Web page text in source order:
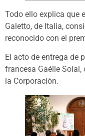
Todo ello explica que
Galetto, de Italia,
reconocido con el
El acto de entrega de
francesa Gaélle Solal,
la Corporación.